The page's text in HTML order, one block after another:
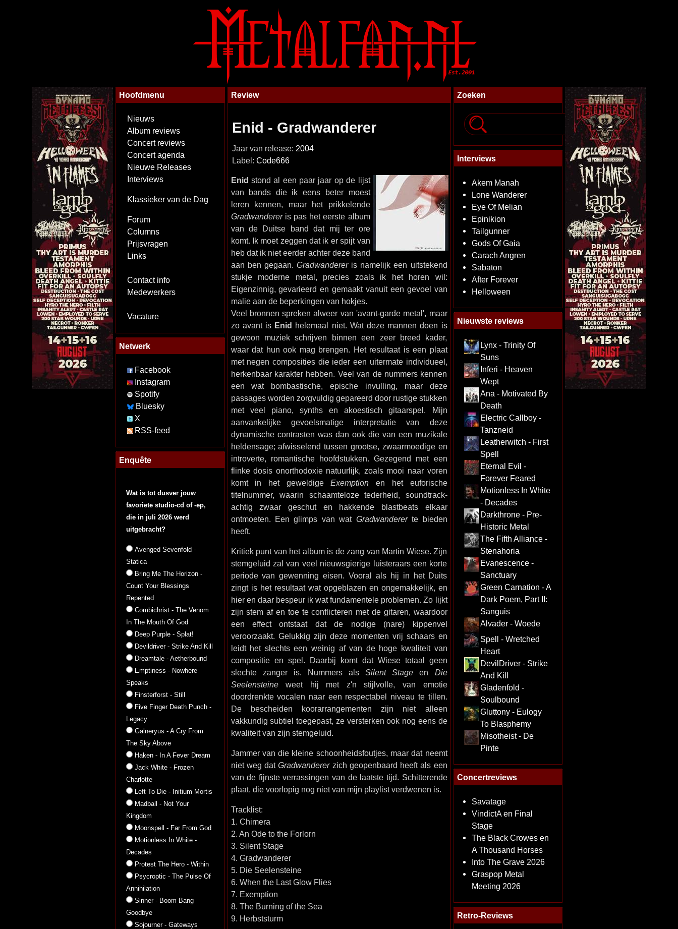
Hoofdmenu
Nieuws
Album reviews
Concert reviews
Concert agenda
Nieuwe Releases
Interviews
Klassieker van de Dag
Forum
Columns
Prijsvragen
Links
Contact info
Medewerkers
Vacature
Netwerk
Facebook
Instagram
Spotify
Bluesky
X
RSS-feed
Enquête
Wat is tot dusver jouw
favoriete studio-cd of -ep,
die in juli 2026 werd
uitgebracht?
Avenged Sevenfold -
Statica
Bring Me The Horizon -
Count Your Blessings
Repented
Combichrist - The Venom
In The Mouth Of God
Deep Purple - Splat!
Devildriver - Strike And Kill
Dreamtale - Aetherbound
Emptiness - Nowhere
Speaks
Finsterforst - Still
Five Finger Death Punch -
Legacy
Galneryus - A Cry From
The Sky Above
Haken - In A Fever Dream
Jack White - Frozen
Charlotte
Left To Die - Initium Mortis
Madball - Not Your
Kingdom
Moonspell - Far From God
Motionless In White -
Decades
Protest The Hero - Within
Psycroptic - The Pulse Of
Annihilation
Sinner - Boom Bang
Goodbye
Sojourner - Gateways
Review
Enid - Gradwanderer
Jaar van release: 2004
Label: Code666
Enid stond al een paar jaar op de lijst
van bands die ik eens beter moest
leren kennen, maar het prikkelende
Gradwandereris pas het eerste album
van de Duitse band dat mij ter ore
komt. Ik moet zeggen dat ik er spijt van
heb dat ik niet eerder achter deze band
aan ben gegaan. Gradwandereris namelijk een uitstekend
stukje moderne metal, precies zoals ik het horen wil:
Eigenzinnig, gevarieerd en gemaakt vanuit een gevoel van
malie aan de beperkingen van hokjes.
Veel bronnen spreken alweer van 'avant-garde metal', maar
zo avant is Enid helemaal niet. Wat deze mannen doen is
gewoon muziek schrijven binnen een zeer breed kader,
waar dat hun ook mag brengen. Het resultaat is een plaat
met negen composities die ieder een uitermate individueel,
herkenbaar karakter hebben. Veel van de nummers kennen
een wat bombastische, epische invulling, maar deze
passages worden zorgvuldig gepareerd door rustige stukken
met veel piano, synths en akoestisch gitaarspel. Mijn
aanvankelijke gevoelsmatige interpretatie van deze
dynamische contrasten was dan ook die van een muzikale
heldensage; afwisselend tussen grootse, zwaarmoedige en
introverte, romantische hoofdstukken. Gezegend met een
flinke dosis onorthodoxie natuurlijk, zoals mooi naar voren
komt in het geweldigeExemption en het euforische
titelnummer, waarin schaamteloze tederheid, soundtrack-
achtig zwaar geschut en hakkende blastbeats elkaar
ontmoeten. Een glimps van wat Gradwandererte bieden
heeft.
Kritiek punt van het album is de zang van Martin Wiese. Zijn
stemgeluid zal van veel nieuwsgierige luisteraars een korte
periode van gewenning eisen. Vooral als hij in het Duits
zingt is het resultaat wat opgeblazen en ongemakkelijk, en
hier en daar bespeur ik wat fundamentele problemen. Zo lijkt
zijn stem af en toe te conflicteren met de gitaren, waardoor
een effect ontstaat dat de nodige (nare) kippenvel
veroorzaakt. Gelukkig zijn deze momenten vrij schaars en
leidt het slechts een weinig af van de hoge kwaliteit van
compositie en spel. Daarbij komt dat Wiese totaal geen
slechte zanger is. Nummers alsSilent Stage en Die
Seelensteineweet hij met z'n stijlvolle, van emotie
doordrenkte vocalen naar een respectabel niveau te tillen.
De bescheiden koorarrangementen zijn niet alleen
vakkundig subtiel toegepast, ze versterken ook nog eens de
kwaliteit van zijn stemgeluid.
Jammer van die kleine schoonheidsfoutjes, maar dat neemt
niet weg datGradwandererzich geopenbaard heeft als een
van de fijnste verrassingen van de laatste tijd. Schitterende
plaat, die voorlopig nog niet van mijn playlist verdwenen is.
Tracklist:
1. Chimera
2. An Ode to the Forlorn
3. Silent Stage
4. Gradwanderer
5. Die Seelensteine
6. When the Last Glow Flies
7. Exemption
8. The Burning of the Sea
9. Herbststurm
Zoeken
Interviews
Akem Manah
Lone Wanderer
Eye Of Melian
Epinikion
Tailgunner
Gods Of Gaia
Carach Angren
Sabaton
After Forever
Helloween
Nieuwste reviews
Lynx - Trinity Of
Suns
Inferi - Heaven
Wept
Ana - Motivated By
Death
Electric Callboy -
Tanzneid
Leatherwitch - First
Spell
Eternal Evil -
Forever Feared
Motionless In White
- Decades
Darkthrone - Pre-
Historic Metal
The Fifth Alliance -
Stenahoria
Evanescence -
Sanctuary
Green Carnation - A
Dark Poem, Part II:
Sanguis
Alvader - Woede
Spell - Wretched
Heart
DevilDriver - Strike
And Kill
Gladenfold -
Soulbound
Gluttony - Eulogy
To Blasphemy
Misotheist - De
Pinte
Concertreviews
Savatage
VindictA en Final
Stage
The Black Crowes en
A Thousand Horses
Into The Grave 2026
Graspop Metal
Meeting 2026
Retro-Reviews